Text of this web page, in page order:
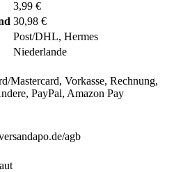
3,99 €
30,98 €
Post/DHL, Hermes
Niederlande
Mastercard, Vorkasse, Rechnung,
PayPal, Amazon Pay
agb